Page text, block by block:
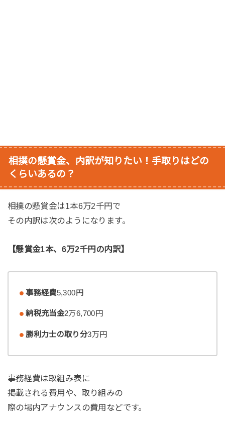
相撲の懸賞金、内訳が知りたい！手取りはどの
くらいあるの？
相撲の懸賞金は1本6万2千円で
その内訳は次のようになります。
【懸賞金1本、6万2千円の内訳】
事務経費5,300円
納税充当金2万6,700円
勝利力士の取り分3万円
事務経費は取組み表に
掲載される費用や、取り組みの
際の場内アナウンスの費用などです。